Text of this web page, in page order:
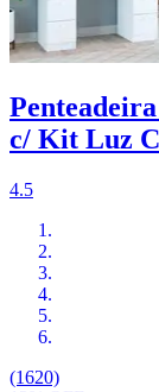
c/ Kit Luz
4.5
(1620)